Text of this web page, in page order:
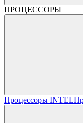
ПРОЦЕССОРЫ
Процессоры INTEL